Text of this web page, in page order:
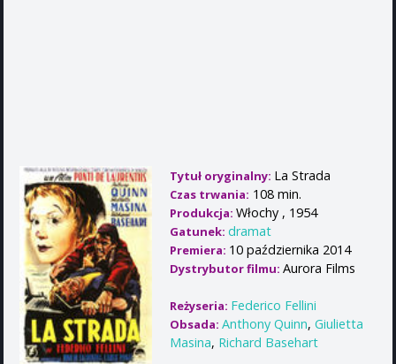
Tytuł oryginalny: La Strada
Czas trwania: 108 min.
Produkcja: Włochy , 1954
Gatunek: dramat
Premiera: 10 października 2014
Dystrybutor filmu: Aurora Films
Reżyseria: Federico Fellini
Obsada: Anthony Quinn, Giulietta
Masina, Richard Basehart